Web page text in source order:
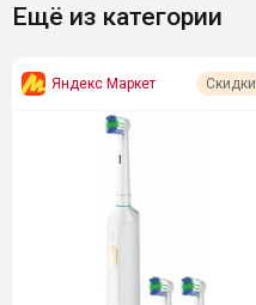
Ещё из категории
Яндекс Маркет Скидки